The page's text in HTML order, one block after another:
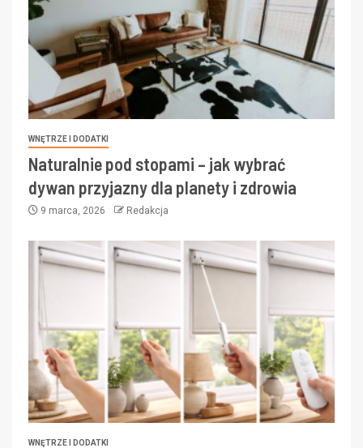
WNĘTRZE I DODATKI
Naturalnie pod stopami – jak wybrać
dywan przyjazny dla planety i zdrowia
9 marca, 2026 Redakcja
WNĘTRZE I DODATKI